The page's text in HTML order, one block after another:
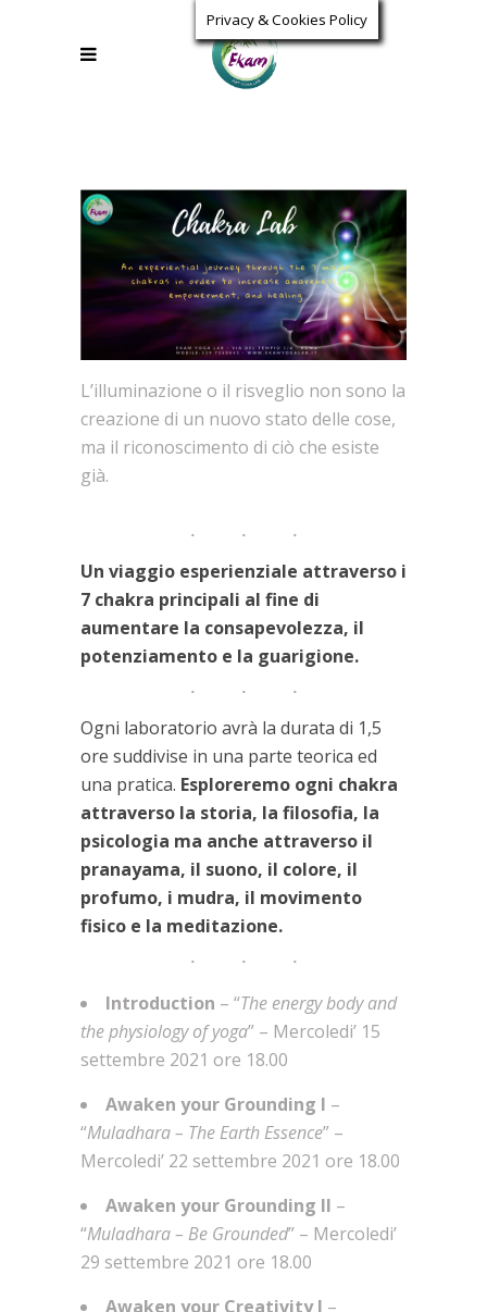
L’illuminazione o il risveglio non sono la
creazione di un nuovo stato delle cose,
ma il riconoscimento di ciò che esiste
già.
Un viaggio esperienziale attraverso i
7 chakra principali al fine di
aumentare la consapevolezza, il
potenziamento e la guarigione.
Ogni laboratorio avrà la durata di 1,5
ore suddivise in una parte teorica ed
una pratica. Esploreremo ogni chakra
attraverso la storia, la filosofia, la
psicologia ma anche attraverso il
pranayama, il suono, il colore, il
profumo, i mudra, il movimento
fisico e la meditazione.
Introduction – “The energy body and
the physiology of yoga” – Mercoledi’ 15
settembre 2021 ore 18.00
Awaken your Grounding I –
“Muladhara – The Earth Essence” –
Mercoledi’ 22 settembre 2021 ore 18.00
Awaken your Grounding II –
“Muladhara – Be Grounded” – Mercoledi’
29 settembre 2021 ore 18.00
Awaken your Creativity I –
Privacy & Cookies Policy